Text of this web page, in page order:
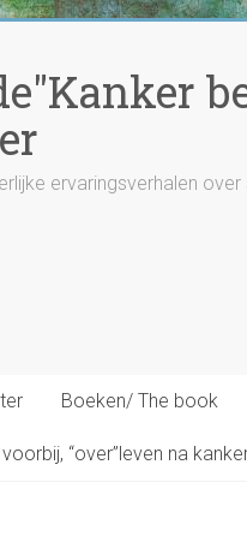
ervaringsverhalen
Boeken/ The book
“over”leven na